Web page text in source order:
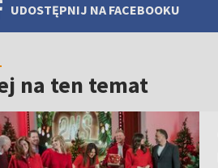
UDOSTĘPNIJ NA FACEBOOKU
na ten temat